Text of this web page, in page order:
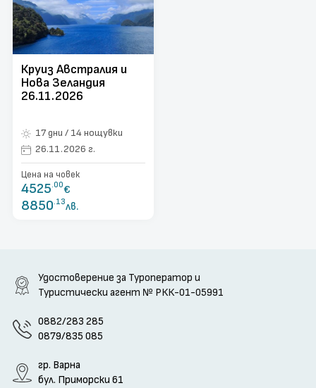
Запитване
Круиз Австралия и
Нова Зеландия
26.11.2026
17 дни / 14 нощувки
26.11.2026 г.
Цена на човек
4525 .00€
8850 .13лв.
Удостоверение за Туроператор и
Туристически агент № РКК-01-05991
0882/283 285
0879/835 085
гр. Варна
бул. Приморски 61